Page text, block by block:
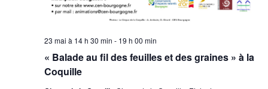
« Balade au fil des feuilles et des graines » à la
Coquille
23 mai à 14 h 30 min - 19 h 00 min